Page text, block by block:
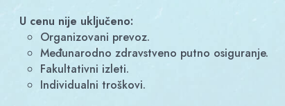
U cenu nije uključeno:
Organizovani prevoz.
Međunarodno zdravstveno putno osiguranje.
Fakultativni izleti.
Individualni troškovi.